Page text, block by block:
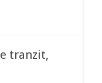
tranzit,